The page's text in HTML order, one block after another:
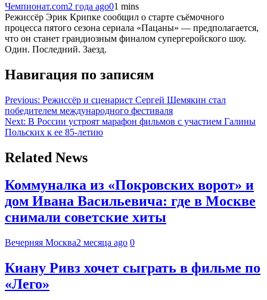
Чемпионат.com2 года ago01 mins
Режиссёр Эрик Крипке сообщил о старте съёмочного
процесса пятого сезона сериала «Пацаны» — предполагается,
что он станет грандиозным финалом супергеройского шоу.
Один. Последний. Заезд.
Навигация по записям
Previous: Режиссёр и сценарист Сергей Шемякин стал
победителем международного фестиваля
Next: В России устроят марафон фильмов с участием Галины
Польских к ее 85-летию
Related News
Коммуналка из «Покровских ворот» и
дом Ивана Васильевича: где в Москве
снимали советские хиты
Вечерняя Москва2 месяца ago 0
Киану Ривз хочет сыграть в фильме по
«Лего»